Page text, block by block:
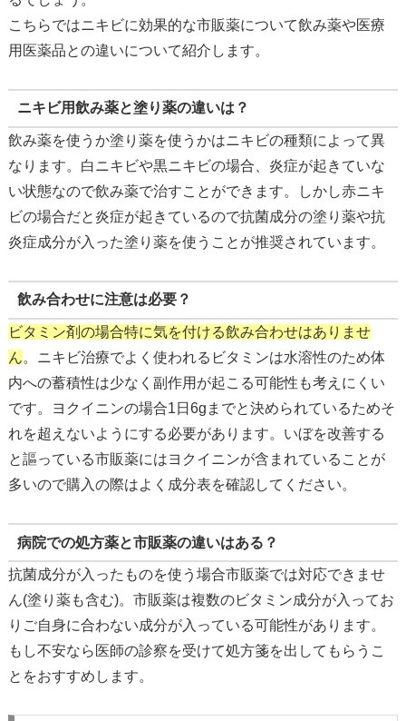
こちらではニキビに効果的な市販薬について飲み薬や医療
用医薬品との違いについて紹介します。
ニキビ用飲み薬と塗り薬の違いは？
飲み薬を使うか塗り薬を使うかはニキビの種類によって異
なります。 白ニキビや黒ニキビの場合、炎症が起きていな
い状態なので飲み薬で治すことができます。しかし赤ニキ
ビの場合だと炎症が起きているので抗菌成分の塗り薬や抗
炎症成分が入った塗り薬を使うことが推奨されています。
飲み合わせに注意は必要？
ビタミン剤の場合特に気を付ける飲み合わせはありませ
ん。 ニキビ治療でよく使われるビタミンは水溶性のため体
内への蓄積性は少なく副作用が起こる可能性も考えにくい
です。ヨクイニンの場合1日6gまでと決められているためそ
れを超えないようにする必要があります。いぼを改善する
と謳っている市販薬にはヨクイニンが含まれていることが
多いので購入の際はよく成分表を確認してください。
病院での処方薬と市販薬の違いはある？
抗菌成分が入ったものを使う場合市販薬では対応できませ
ん(塗り薬も含む)。 市販薬は複数のビタミン成分が入ってお
りご自身に合わない成分が入っている可能性があります。
もし不安なら医師の診察を受けて処方箋を出してもらうこ
とをおすすめします。